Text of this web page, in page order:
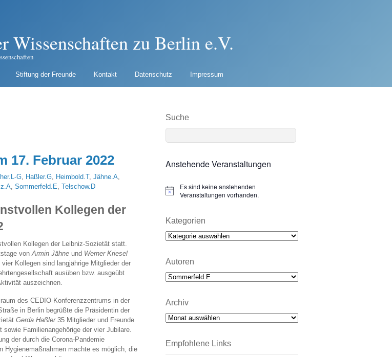
Wissenschaften zu Berlin e.V.
Stiftung der Freunde Kontakt Datenschutz Impressum
17. Februar 2022
G Haßler.G Heimbold.T, Jähne.A
Sommerfeld.E Telschow.D
Kollegen der
Kollegen der Leibniz-Sozietät statt.
vonArmin Jähne und Werner Kriesel
Kollegen sind langjährige Mitglieder der
ausüben bzw. ausgeübt
auszeichnen.
des CEDIO-Konferenzzentrums in der
in Berlin begrüßte die Präsidentin der
Gerda Haßler 35 Mitglieder und Freunde
sowie Familienangehörige der vier Jubilare.
der durch die Corona-Pandemie
Hygienemaßnahmen machte es möglich, die
Suche
Anstehende Veranstaltungen
N
i
c
e
Es sind keine anstehenden
Veranstaltungen vorhanden.
Kategorien
Kategorien
Autoren
Archiv
Archiv
Empfohlene Links